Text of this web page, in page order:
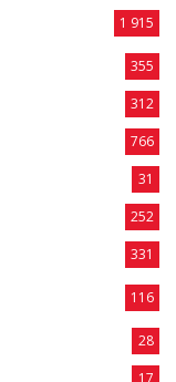
1 915
355
312
766
31
252
331
116
28